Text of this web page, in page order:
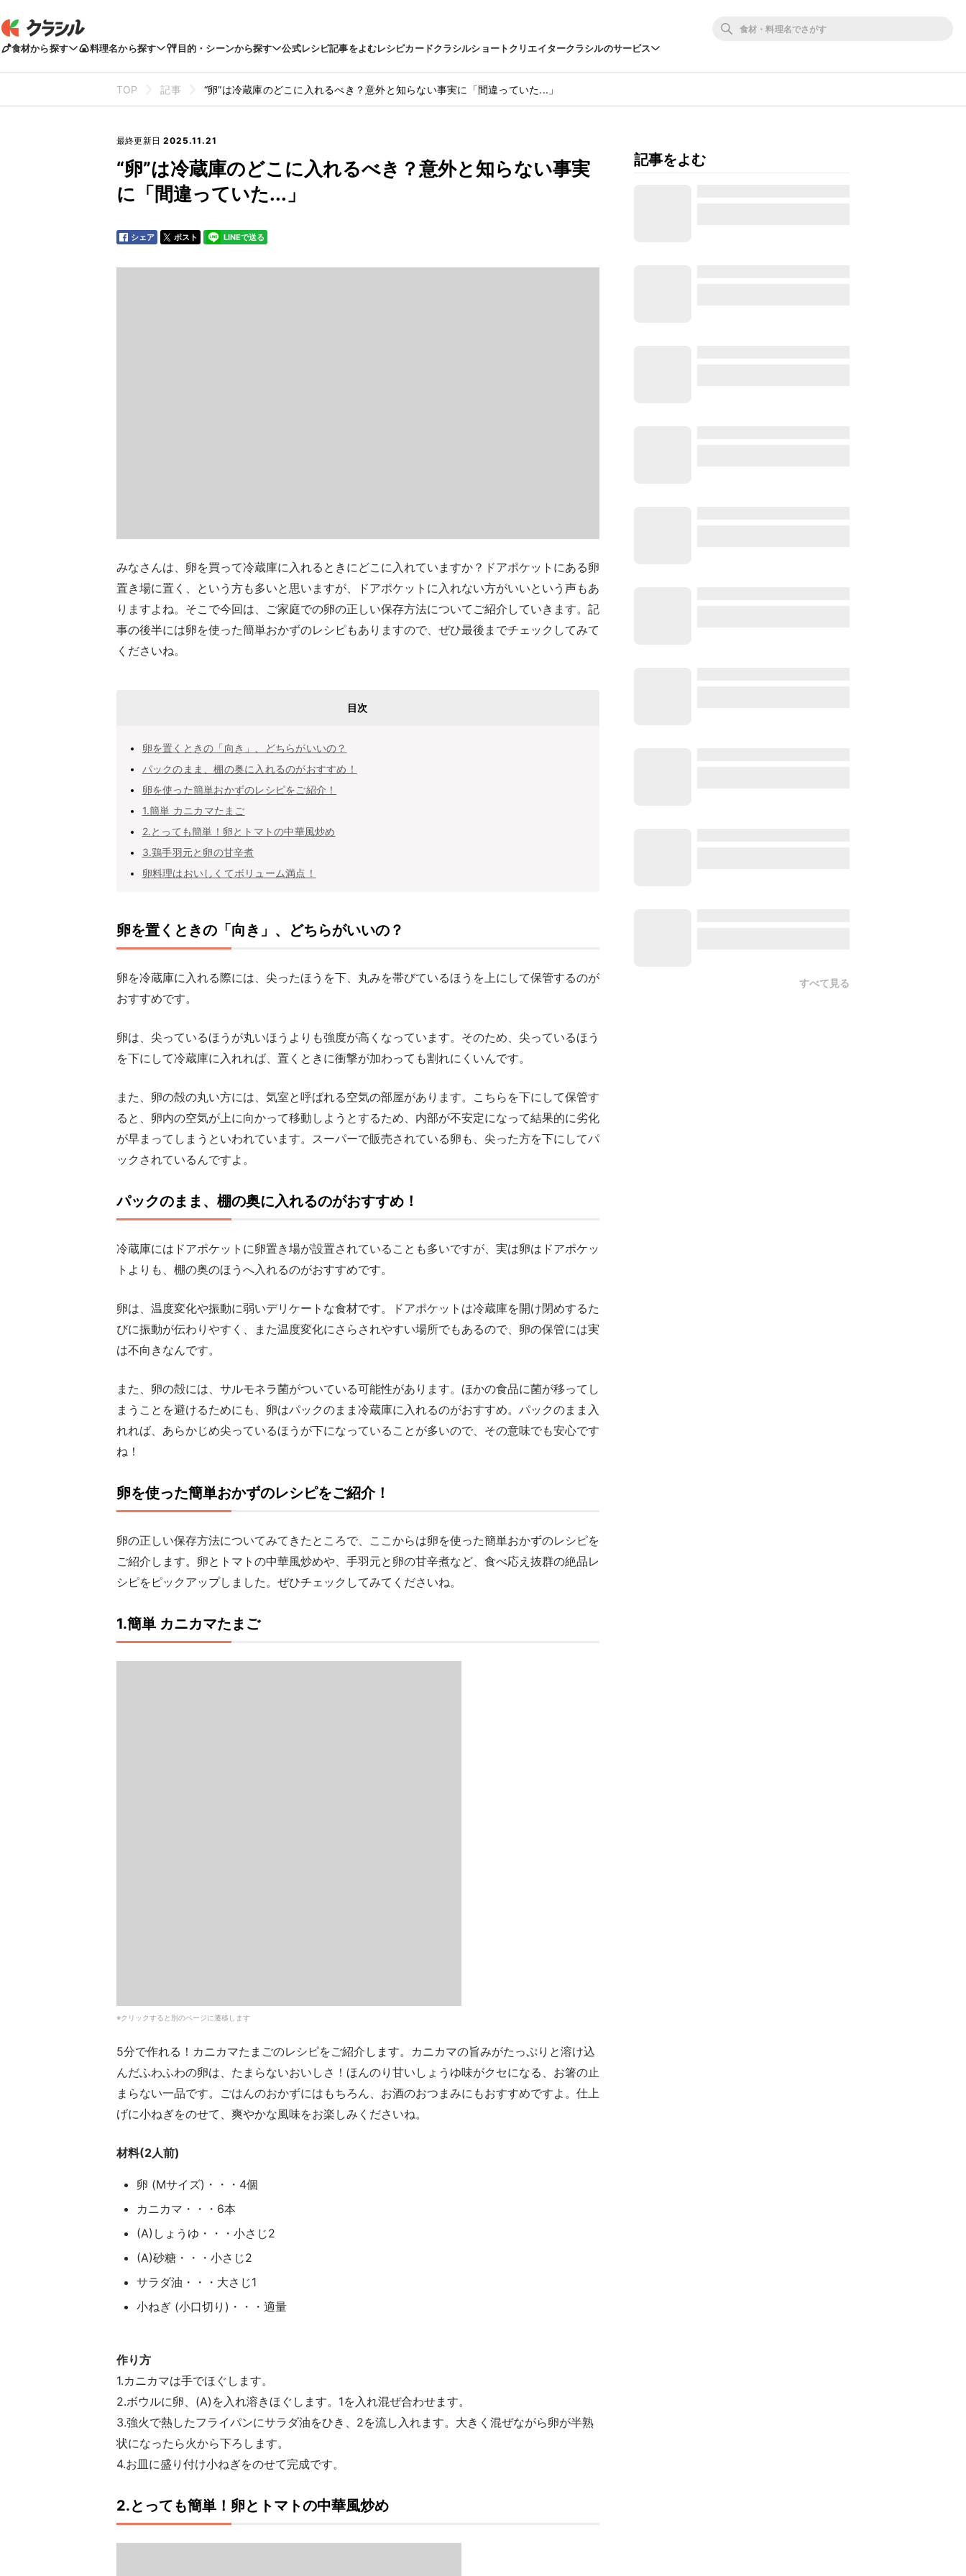
食材から探す 料理名から探す 目的・シーンから探す 公式レシピ記事をよむレシピカードクラシルショートクリエイタークラシルのサービス
TOP 記事 “卵”は冷蔵庫のどこに入れるべき？意外と知らない事実に「間違っていた...」
最終更新日 2025.11.21
“卵”は冷蔵庫のどこに入れるべき？意外と知らない事実
に「間違っていた...」
シェア ポスト LINEで送る
みなさんは、卵を買って冷蔵庫に入れるときにどこに入れていますか？ドアポケットにある卵
置き場に置く、という方も多いと思いますが、ドアポケットに入れない方がいいという声もあ
りますよね。そこで今回は、ご家庭での卵の正しい保存方法についてご紹介していきます。記
事の後半には卵を使った簡単おかずのレシピもありますので、ぜひ最後までチェックしてみて
くださいね。
目次
卵を置くときの「向き」、どちらがいいの？
パックのまま、棚の奥に入れるのがおすすめ！
卵を使った簡単おかずのレシピをご紹介！
1.簡単 カニカマたまご
2.とっても簡単！卵とトマトの中華風炒め
3.鶏手羽元と卵の甘辛煮
卵料理はおいしくてボリューム満点！
卵を置くときの「向き」、どちらがいいの？
卵を冷蔵庫に入れる際には、尖ったほうを下、丸みを帯びているほうを上にして保管するのが
おすすめです。
卵は、尖っているほうが丸いほうよりも強度が高くなっています。そのため、尖っているほう
を下にして冷蔵庫に入れれば、置くときに衝撃が加わっても割れにくいんです。
また、卵の殻の丸い方には、気室と呼ばれる空気の部屋があります。こちらを下にして保管す
ると、卵内の空気が上に向かって移動しようとするため、内部が不安定になって結果的に劣化
が早まってしまうといわれています。スーパーで販売されている卵も、尖った方を下にしてパ
ックされているんですよ。
パックのまま、棚の奥に入れるのがおすすめ！
冷蔵庫にはドアポケットに卵置き場が設置されていることも多いですが、実は卵はドアポケッ
トよりも、棚の奥のほうへ入れるのがおすすめです。
卵は、温度変化や振動に弱いデリケートな食材です。ドアポケットは冷蔵庫を開け閉めするた
びに振動が伝わりやすく、また温度変化にさらされやすい場所でもあるので、卵の保管には実
は不向きなんです。
また、卵の殻には、サルモネラ菌がついている可能性があります。ほかの食品に菌が移ってし
まうことを避けるためにも、卵はパックのまま冷蔵庫に入れるのがおすすめ。パックのまま入
れれば、あらかじめ尖っているほうが下になっていることが多いので、その意味でも安心です
ね！
卵を使った簡単おかずのレシピをご紹介！
卵の正しい保存方法についてみてきたところで、ここからは卵を使った簡単おかずのレシピを
ご紹介します。卵とトマトの中華風炒めや、手羽元と卵の甘辛煮など、食べ応え抜群の絶品レ
シピをピックアップしました。ぜひチェックしてみてくださいね。
1.簡単 カニカマたまご
※クリックすると別のページに遷移します
5分で作れる！カニカマたまごのレシピをご紹介します。カニカマの旨みがたっぷりと溶け込
んだふわふわの卵は、たまらないおいしさ！ほんのり甘いしょうゆ味がクセになる、お箸の止
まらない一品です。ごはんのおかずにはもちろん、お酒のおつまみにもおすすめですよ。仕上
げに小ねぎをのせて、爽やかな風味をお楽しみくださいね。
材料(2人前)
卵 (Mサイズ)・・・4個
カニカマ・・・6本
(A)しょうゆ・・・小さじ2
(A)砂糖・・・小さじ2
サラダ油・・・大さじ1
小ねぎ (小口切り)・・・適量
作り方
1.カニカマは手でほぐします。
2.ボウルに卵、(A)を入れ溶きほぐします。1を入れ混ぜ合わせます。
3.強火で熱したフライパンにサラダ油をひき、2を流し入れます。大きく混ぜながら卵が半熟
状になったら火から下ろします。
4.お皿に盛り付け小ねぎをのせて完成です。
2.とっても簡単！卵とトマトの中華風炒め
記事をよむ
すべて見る